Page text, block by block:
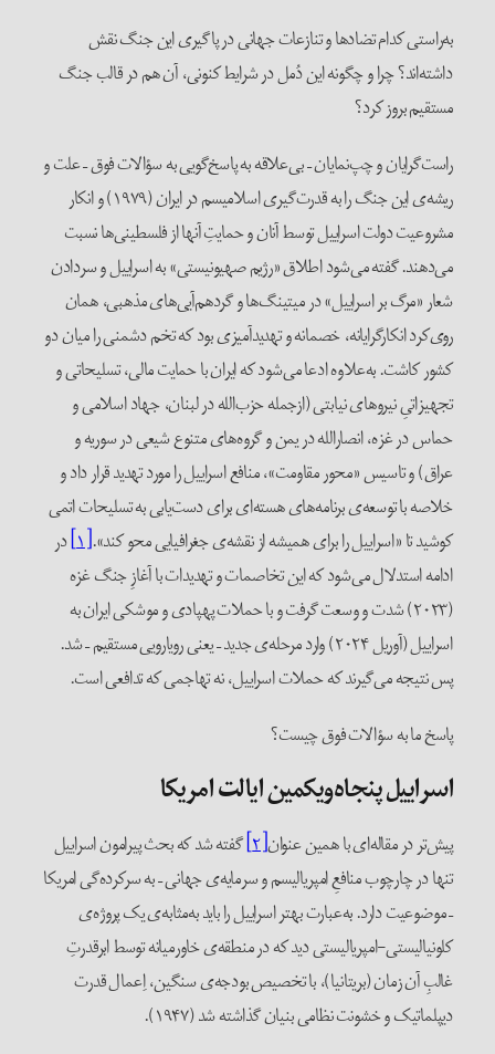
به‌راستی کدام تضادها و تنازعات جهانی در پاگیری این جنگ نقش
داشته‌اند؟ چرا و چگونه این دُمل در شرایط کنونی، آن هم در قالب جنگ
مستقیم بروز کرد؟
راست‌گرایان و چپ‌نمایان – بی‌علاقه به پاسخ‌گویی به سؤالات فوق – علت و
ریشه‌ی این جنگ را به ‌قدرت‌گیری اسلامیسم در ایران (۱۹۷۹) و انکار
مشروعیت دولت اسراییل توسط آنان و حمایت‌ِ آنها از فلسطینی‌ها نسبت
می‌دهند. گفته می‌شود اطلاق «رژیم صهیونیستی» به اسراییل و سردادن
شعار «مرگ بر اسراییل» در میتینگ‌ها و گردهم‌آیی‌های مذهبی، همان
روی‌کرد انکارگرایانه، خصمانه و تهدیدآمیزی بود که تخم دشمنی را میان دو
کشور کاشت. به‌علاوه ادعا می‌شود که ایران با حمایت مالی، تسلیحاتی و
تجهیزاتیِ نیروهای نیابتی (ازجمله حزب‌الله در لبنان، جهاد اسلامی و
حماس در غزه، انصارالله در یمن و گروه‌های متنوع شیعی در سوریه و
عراق) و تاسیس «محور مقاومت»، منافع اسراییل را مورد تهدید قرار داد و
خلاصه با توسعه‌ی برنامه‌های هسته‌ای برای دست‌یابی به تسلیحات اتمی
کوشید تا «اسراییل را برای همیشه از نقشه‌ی جغرافیایی محو کند».[۱] در
ادامه استدلال می‌شود که این تخاصمات و تهدیدات با آغازِ جنگ غزه
(۲۰۲۳) شدت و وسعت گرفت و با حملات پهپادی و موشکی ایران به
اسراییل (آوریل ۲۰۲۴) وارد مرحله‌ی جدید – یعنی رویارویی مستقیم – شد.
پس نتیجه می‌گیرند که حملات اسراییل، نه تهاجمی که تدافعی است.
پاسخ ما به سؤالات فوق چیست؟
اسراییل پنجاه‌و‌یکمین ایالت امریکا
پیش‌تر در مقاله‌ای با همین عنوان[۲]
گفته شد که بحث پیرامون اسراییل
تنها در چارچوب منافعِ امپریالیسم و سرمایه‌ی جهانی – به سرکرده‌گی امریکا
– موضوعیت دارد. به‌عبارت بهتر اسراییل را باید به‌مثابه‌ی یک پروژه‌ی
کلونیالیستی-امپریالیستی دید که در منطقه‌ی خاورمیانه توسط ابرقدرت‌ِ
غالبِ آن زمان (بریتانیا)، با تخصیص بودجه‌ی سنگین، اِعمال قدرت
دیپلماتیک و خشونت نظامی بنیان گذاشته شد (۱۹۴۷).